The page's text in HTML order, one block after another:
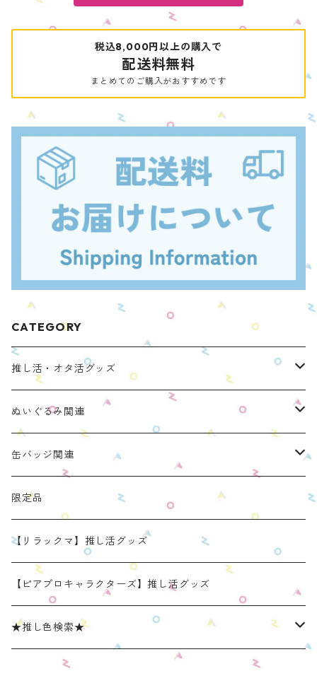
税込8,000円以上の購入で
配送料無料
まとめてのご購入がおすすめです
CATEGORY
推し活・オタ活グッズ
ぬいのおくるみ ぬいくるみん
リラックマモデル（全１種）
OZaKKaオリジナルモデル
手と手がつながる つなぐるみん
どうぶつシリーズ(第1弾)
たべものシリーズ(第2弾)
きらきらぬいぐるみポーチ
【限定】星
スタンダード (本体の高さ：約16cm）
ミニ(本体の高さ：約12cm)
リラックマモデル きらきらぬいぐるみポーチ
推し活コースターケース
ラウンド（丸型 2025年11月リニューアルモデル）
スクエア（四角型 2025年11月発売モデル）
缶バッジケース
ねこみみ缶バッジケース スタンダードカラー
ねこみみ缶バッジケース パールカラー
推しごとショルダーパッド
リラックマモデル 推しごとショルダーパッド
推しごと現場トート
ぬいぐるみ関連
ぬいのおくるみ ぬいくるみん
身長：約16cm【BIG】
身長：約12㎝
手と手がつながる つなぐるみん
きらきらぬいぐるみポーチ
スタンダード (本体の高さ：約16cm）
ミニ (本体の高さ：約12cm）
【限定】星モデル
リラックマ ぬい活アイテム
缶バッジ関連
ねこみみ缶バッジケース
くまみみ缶バッジケース
うさみみ缶バッジケース
リラックマ 缶バッジケース
ねこみみロゼットバッグチャーム
限定品
【リラックマ】推し活グッズ
【ピアプロキャラクターズ】推し活グッズ
★推し色検索★